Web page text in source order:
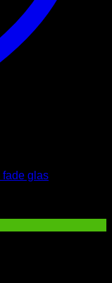
fade glas